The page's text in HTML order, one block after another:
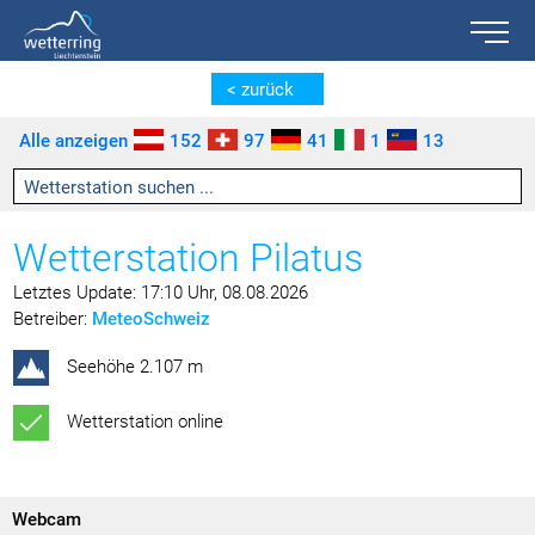
Zum Inhalt springen [AK + 0]
Zum linken senkrechten Seitenmenü springen [AK + 1]
Zum rechten senkrechten Seitenmenü springen [AK + 2]
Zu den Inhalten im Fußbereich springen [AK + 3]
Toggle
< zurück
Alle anzeigen 152 97 41 1 13
Wetterstation Pilatus
Letztes Update: 17:10 Uhr, 08.08.2026
Betreiber: MeteoSchweiz
Seehöhe 2.107 m
Wetterstation online
Webcam